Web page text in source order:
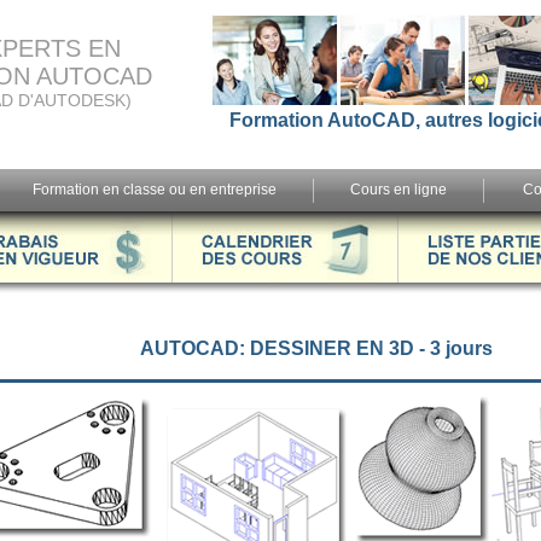
EN
AUTOCAD
D'AUTODESK)
Formation AutoCAD, autres
Formation en classe ou en entreprise Cours en ligne
AUTOCAD: DESSINER EN 3D - 3 jours